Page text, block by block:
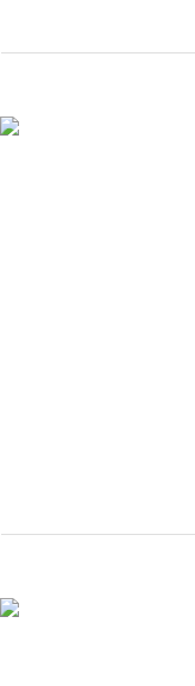
경기 즐